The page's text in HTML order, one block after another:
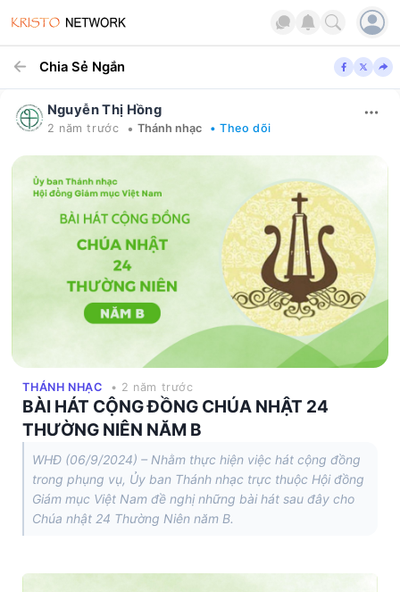
Chia Sẻ Ngắn
Nguyễn Thị Hồng
2 năm trước • Thánh nhạc • Theo dõi
THÁNH NHẠC • 2 năm trước
BÀI HÁT CỘNG ĐỒNG CHÚA NHẬT 24
THƯỜNG NIÊN NĂM B
WHĐ (06/9/2024) – Nhằm thực hiện việc hát cộng đồng
trong phụng vụ, Ủy ban Thánh nhạc trực thuộc Hội đồng
Giám mục Việt Nam đề nghị những bài hát sau đây cho
Chúa nhật 24 Thường Niên năm B.